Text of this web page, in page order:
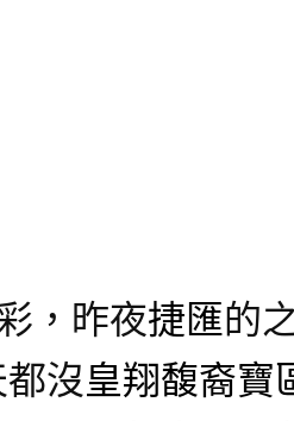
，昨夜捷匯的之
都沒皇翔馥裔寶